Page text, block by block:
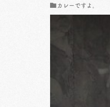
カレーですよ。